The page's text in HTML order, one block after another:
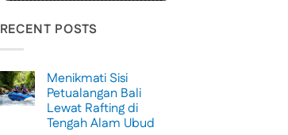
RECENT POSTS
Menikmati Sisi
Petualangan Bali
Lewat Rafting di
Tengah Alam Ubud